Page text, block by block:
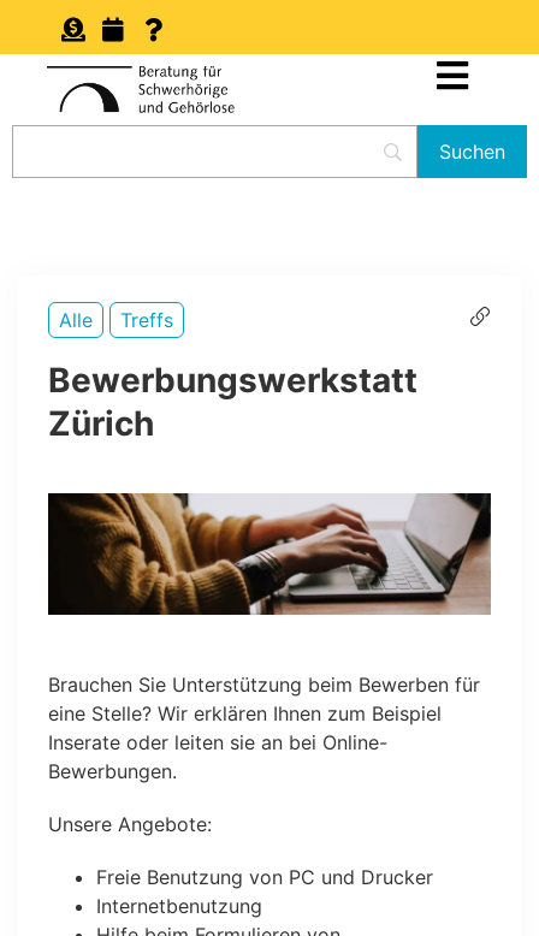
Alle Treffs
Bewerbungswerkstatt
Zürich
Brauchen Sie Unterstützung beim Bewerben für
eine Stelle? Wir erklären Ihnen zum Beispiel
Inserate oder leiten sie an bei Online-
Bewerbungen.
Unsere Angebote:
Freie Benutzung von PC und Drucker
Internetbenutzung